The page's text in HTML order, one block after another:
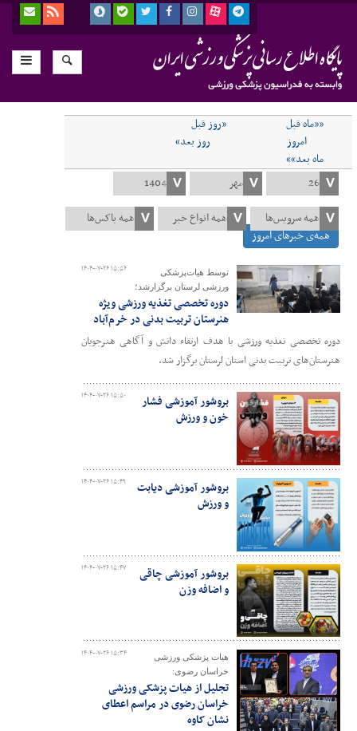
««ماه قبل
«روز قبل
امروز
روز بعد»
ماه بعد»»
همه‌ی خبرهای امروز
۱۴۰۴-۰۷-۲۶ ۱۵:۵۶
توسط هیات‌پزشکی
ورزشی لرستان برگزارشد؛
دوره تخصصی تغذیه ورزشی ویژه
هنرستان تربیت بدنی در خرم‌آباد
دوره تخصصی تغذیه ورزشی با هدف ارتقاء دانش و آگاهی هنرجویان
هنرستان‌های تربیت بدنی استان لرستان برگزار شد.
۱۴۰۴-۰۷-۲۶ ۱۵:۵۰
بروشور آموزشی فشار
خون و ورزش
۱۴۰۴-۰۷-۲۶ ۱۵:۴۹
بروشور آموزشی دیابت
و ورزش
۱۴۰۴-۰۷-۲۶ ۱۵:۴۷
بروشور آموزشی چاقی
و اضافه وزن
۱۴۰۴-۰۷-۲۶ ۱۵:۳۴
هیات پزشکی ورزشی
خراسان رضوی:
تجلیل از هیات پزشکی ورزشی
خراسان رضوی در مراسم اعطای
نشان کاوه